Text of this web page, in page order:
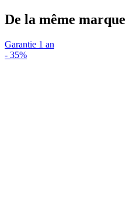
De la même marque
Garantie 1 an
- 35%